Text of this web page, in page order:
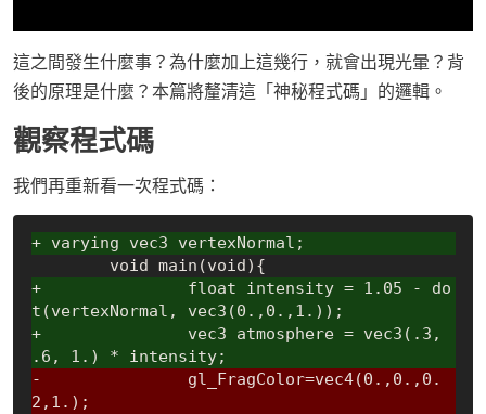
這之間發生什麼事？為什麼加上這幾行，就會出現光暈？背
後的原理是什麼？本篇將釐清這「神秘程式碼」的邏輯。
觀察程式碼
我們再重新看一次程式碼：
+ varying vec3 vertexNormal;
+		float intensity = 1.05 - do
t(vertexNormal, vec3(0.,0.,1.));
+		vec3 atmosphere = vec3(.3,
.6, 1.) * intensity;
-		gl_FragColor=vec4(0.,0.,0.
2,1.);